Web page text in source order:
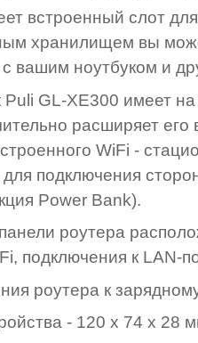
встроенный слот
хранилищем вы
вашим ноутбуком и
GL-XE300 имеет
расширяет
WiFi -
для подключения
Power Bank).
роутера
подключения к LAN-
роутера к
- 120 х 74 х 28